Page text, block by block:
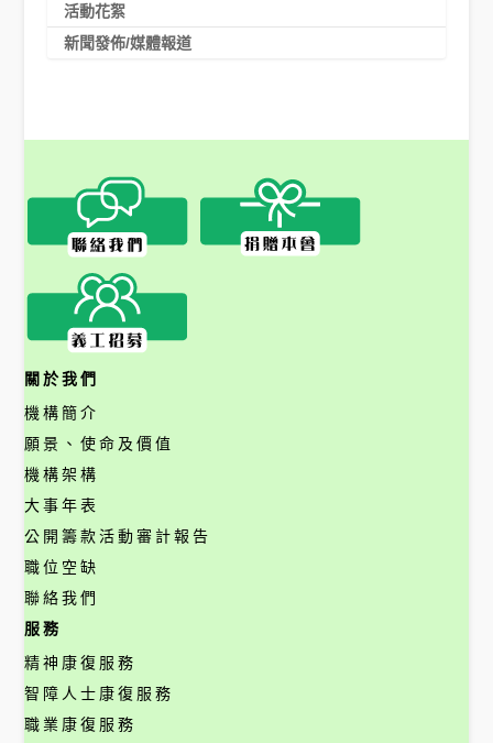
活動花絮
新聞發佈/媒體報道
關於我們
機構簡介
願景、使命及價值
機構架構
大事年表
公開籌款活動審計報告
職位空缺
聯絡我們
服務
精神康復服務
智障人士康復服務
職業康復服務